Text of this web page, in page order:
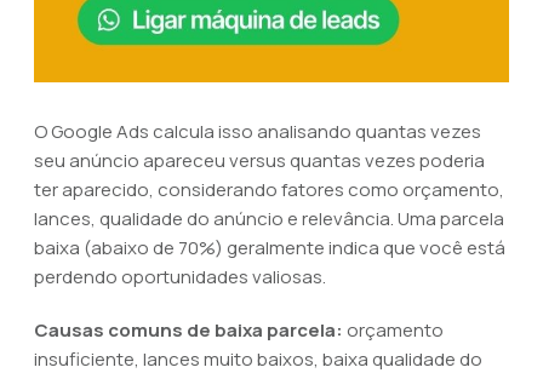
O Google Ads calcula isso analisando quantas vezes
seu anúncio apareceu versus quantas vezes poderia
ter aparecido, considerando fatores como orçamento,
lances, qualidade do anúncio e relevância. Uma parcela
baixa (abaixo de 70%) geralmente indica que você está
perdendo oportunidades valiosas.
Causas comuns de baixa parcela: orçamento
insuficiente, lances muito baixos, baixa qualidade do